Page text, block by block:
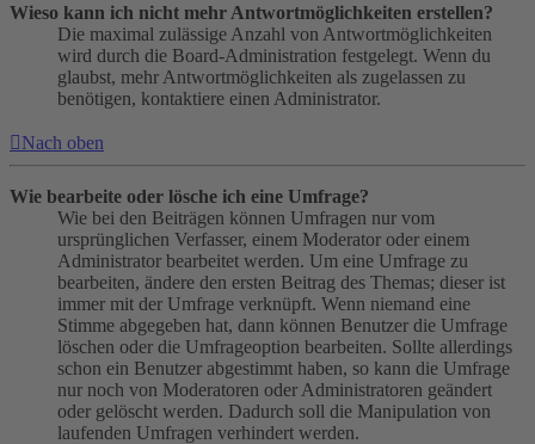
Wieso kann ich nicht mehr Antwortmöglichkeiten erstellen?
Die maximal zulässige Anzahl von Antwortmöglichkeiten
wird durch die Board-Administration festgelegt. Wenn du
glaubst, mehr Antwortmöglichkeiten als zugelassen zu
benötigen, kontaktiere einen Administrator.
Nach oben
Wie bearbeite oder lösche ich eine Umfrage?
Wie bei den Beiträgen können Umfragen nur vom
ursprünglichen Verfasser, einem Moderator oder einem
Administrator bearbeitet werden. Um eine Umfrage zu
bearbeiten, ändere den ersten Beitrag des Themas; dieser ist
immer mit der Umfrage verknüpft. Wenn niemand eine
Stimme abgegeben hat, dann können Benutzer die Umfrage
löschen oder die Umfrageoption bearbeiten. Sollte allerdings
schon ein Benutzer abgestimmt haben, so kann die Umfrage
nur noch von Moderatoren oder Administratoren geändert
oder gelöscht werden. Dadurch soll die Manipulation von
laufenden Umfragen verhindert werden.